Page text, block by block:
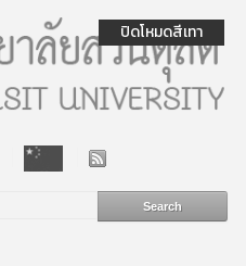
ปิดโหมดสีเทา